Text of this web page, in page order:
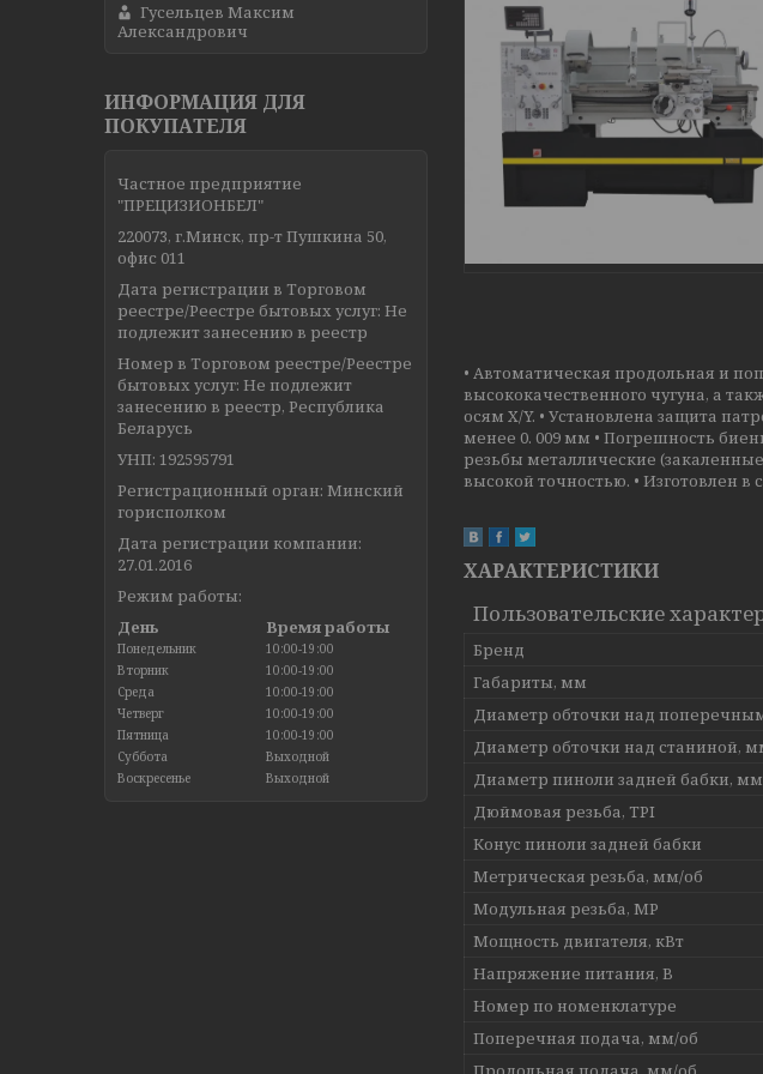
• Автоматическая продольная и
высококачественного чугуна, а
осям X/Y. • Установлена защита
менее 0. 009 мм • Погрешность
резьбы металлические
высокой точностью. • Изготовлен
ХАРАКТЕРИСТИКИ
Пользовательские
Бренд
Габариты, мм
Диаметр обточки над
Диаметр обточки над станиной,
Диаметр пиноли задней бабки, мм
Дюймовая резьба, TPI
Конус пиноли задней бабки
Метрическая резьба, мм/об
Модульная резьба, МР
Мощность двигателя, кВт
Напряжение питания, В
Номер по номенклатуре
Поперечная подача, мм/об
Гусельцев Максим
Александрович
ИНФОРМАЦИЯ ДЛЯ
ПОКУПАТЕЛЯ
Частное предприятие
"ПРЕЦИЗИОНБЕЛ"
220073, г.Минск, пр-т Пушкина 50,
офис 011
Дата регистрации в Торговом
реестре/Реестре бытовых услуг: Не
подлежит занесению в реестр
Номер в Торговом реестре/Реестре
бытовых услуг: Не подлежит
занесению в реестр, Республика
Беларусь
УНП: 192595791
Регистрационный орган: Минский
горисполком
Дата регистрации компании:
27.01.2016
Режим работы:
День
Время работы
Понедельник
10:00-19:00
Вторник
10:00-19:00
Среда
10:00-19:00
Четверг
10:00-19:00
Пятница
10:00-19:00
Суббота
Выходной
Воскресенье
Выходной